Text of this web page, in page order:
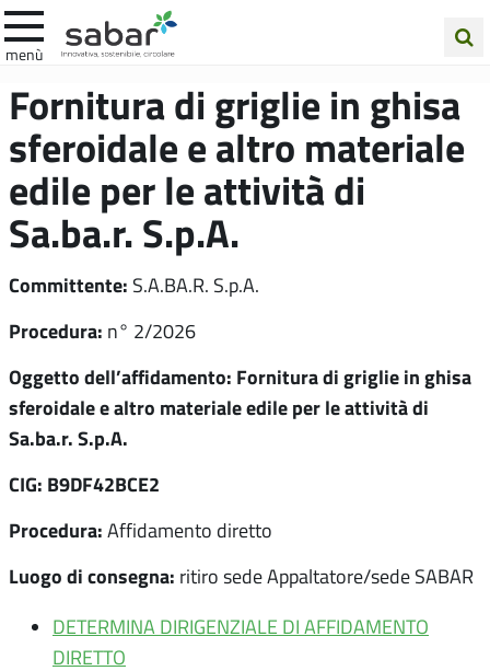
menù
nel
sito
Fornitura di griglie in ghisa
sferoidale e altro materiale
edile per le attività di
Sa.ba.r. S.p.A.
Committente: S.A.BA.R. S.p.A.
Procedura: n° 2/2026
Oggetto dell’affidamento: Fornitura di griglie in ghisa
sferoidale e altro materiale edile per le attività di
Sa.ba.r. S.p.A.
CIG: B9DF42BCE2
Procedura: Affidamento diretto
Luogo di consegna: ritiro sede Appaltatore/sede SABAR
DETERMINA DIRIGENZIALE DI AFFIDAMENTO
DIRETTO